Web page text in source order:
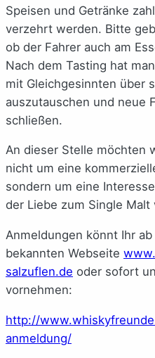
Speisen und Getränke
verzehrt werden. Bitte
ob der Fahrer auch am
Nach dem Tasting hat
mit Gleichgesinnten über
auszutauschen und neue
schließen.
An dieser Stelle möchten
nicht um eine
sondern um eine
der Liebe zum Single Malt
Anmeldungen könnt Ihr
bekannten Webseite
salzuflen.de oder sofort
vornehmen:
http://
anmeldung/